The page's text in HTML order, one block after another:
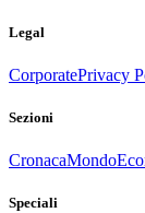
Legal
CorporatePrivacy
Sezioni
CronacaMondo
Speciali